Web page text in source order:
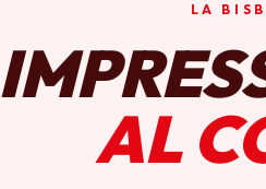
LA
AL